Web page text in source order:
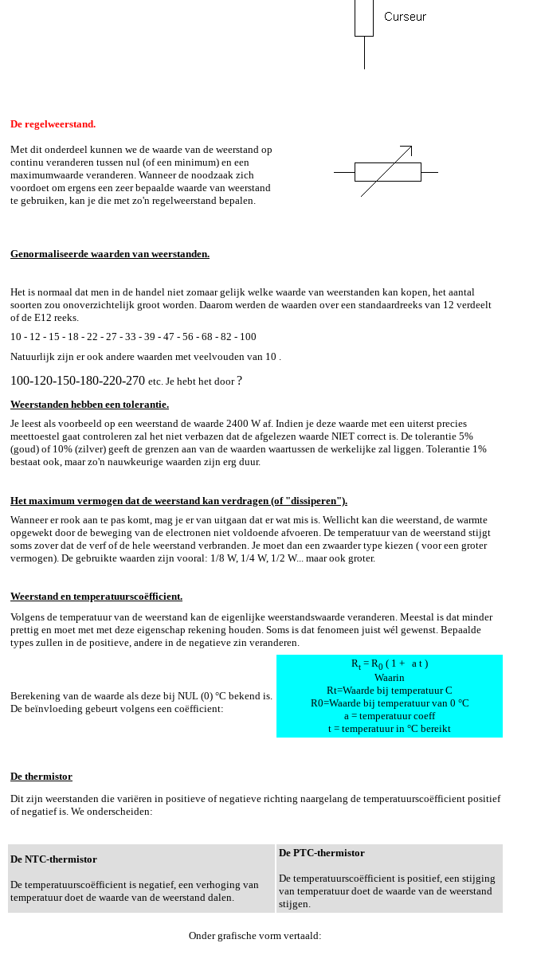
De regelweerstand.
Met dit onderdeel kunnen we de waarde van de weerstand op
continu veranderen tussen nul (of een minimum) en een
maximumwaarde veranderen. Wanneer de noodzaak zich
voordoet om ergens een zeer bepaalde waarde van weerstand
te gebruiken, kan je die met zo'n regelweerstand bepalen.
Genormaliseerde waarden van weerstanden.
Het is normaal dat men in de handel niet zomaar gelijk welke waarde van weerstanden kan kopen, het aantal
soorten zou onoverzichtelijk groot worden. Daarom werden de waarden over een standaardreeks van 12 verdeelt
of de E12 reeks.
10 - 12 - 15 - 18 - 22 - 27 - 33 - 39 - 47 - 56 - 68 - 82 - 100
Natuurlijk zijn er ook andere waarden met veelvouden van 10 .
100-120-150-180-220-270 etc. Je hebt het door?
Weerstanden hebben een tolerantie.
Je leest als voorbeeld op een weerstand de waarde 2400 W af. Indien je deze waarde met een uiterst precies
meettoestel gaat controleren zal het niet verbazen dat de afgelezen waarde NIET correct is. De tolerantie 5%
(goud) of 10% (zilver) geeft de grenzen aan van de waarden waartussen de werkelijke zal liggen. Tolerantie 1%
bestaat ook, maar zo'n nauwkeurige waarden zijn erg duur.
Het maximum vermogen dat de weerstand kan verdragen (of "dissiperen").
Wanneer er rook aan te pas komt, mag je er van uitgaan dat er wat mis is. Wellicht kan die weerstand, de warmte
opgewekt door de beweging van de electronen niet voldoende afvoeren. De temperatuur van de weerstand stijgt
soms zover dat de verf of de hele weerstand verbranden. Je moet dan een zwaarder type kiezen ( voor een groter
vermogen). De gebruikte waarden zijn vooral: 1/8 W, 1/4 W, 1/2 W... maar ook groter.
Weerstand en temperatuurscoëfficient.
Volgens de temperatuur van de weerstand kan de eigenlijke weerstandswaarde veranderen. Meestal is dat minder
prettig en moet met met deze eigenschap rekening houden. Soms is dat fenomeen juist wél gewenst. Bepaalde
types zullen in de positieve, andere in de negatieve zin veranderen.
Berekening van de waarde als deze bij NUL (0) °C bekend is.
De beïnvloeding gebeurt volgens een coëfficient:
Rt = R0 ( 1 + a t )
Waarin
Rt=Waarde bij temperatuur C
R0=Waarde bij temperatuur van 0 °C
a = temperatuur coeff
t = temperatuur in °C bereikt
De thermistor
Dit zijn weerstanden die variëren in positieve of negatieve richting naargelang de temperatuurscoëfficient positief
of negatief is. We onderscheiden:
De NTC-thermistor
De temperatuurscoëfficient is negatief, een verhoging van
temperatuur doet de waarde van de weerstand dalen.
De PTC-thermistor
De temperatuurscoëfficient is positief, een stijging
van temperatuur doet de waarde van de weerstand
stijgen.
Onder grafische vorm vertaald: